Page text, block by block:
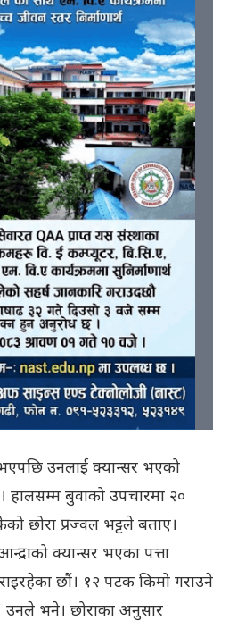
उनलाई क्यान्सर भएको
बुवाको उपचारमा २०
छोरा प्रज्वल भट्टले बताए।
क्यान्सर भएका पत्ता
छौं। १२ पटक किमो गराउने
भने। छोराका अनुसार